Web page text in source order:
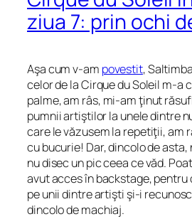
ziua 7: prin ochi
Aşa cum v-am povestit,
celor de la Cirque du Soleil m-a
palme, am râs, mi-am ţinut
pumnii artiştilor la unele dintre
care le văzusem la repetiţii, am
cu bucurie! Dar, dincolo de asta,
nu disec un pic ceea ce văd.
avut acces în backstage,
pe unii dintre artişti şi-i
dincolo de machiaj.